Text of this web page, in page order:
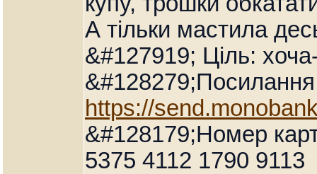
А тільки мастила
&#127919; Ціль:
https://
&#128179;Номер
5375 4112 1790 9113